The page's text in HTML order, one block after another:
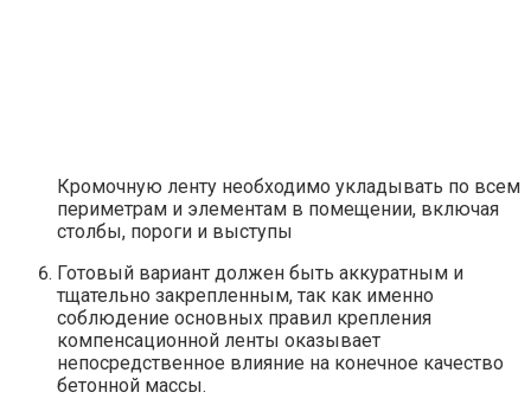
Кромочную ленту необходимо укладывать по всем
периметрам и элементам в помещении, включая
столбы, пороги и выступы
Готовый вариант должен быть аккуратным и
тщательно закрепленным, так как именно
соблюдение основных правил крепления
компенсационной ленты оказывает
непосредственное влияние на конечное качество
бетонной массы.